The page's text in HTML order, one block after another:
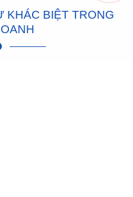
KHÁC BIỆT TRONG